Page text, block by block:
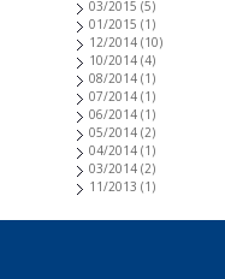
03/2015 (5)
01/2015 (1)
12/2014 (10)
10/2014 (4)
08/2014 (1)
07/2014 (1)
06/2014 (1)
05/2014 (2)
04/2014 (1)
03/2014 (2)
11/2013 (1)